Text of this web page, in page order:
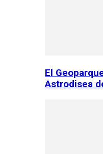
El
Astrodisea